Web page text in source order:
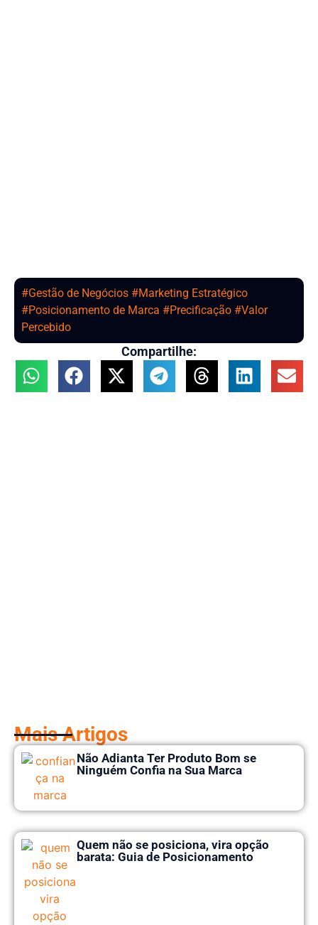
#Gestão de Negócios #Marketing Estratégico
#Posicionamento de Marca #Precificação #Valor
Percebido
Compartilhe:
Mais Artigos
Não Adianta Ter Produto Bom se
Ninguém Confia na Sua Marca
Quem não se posiciona, vira opção
barata: Guia de Posicionamento